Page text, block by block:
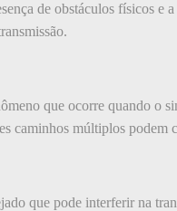
de obstáculos físicos e
que ocorre quando o
caminhos múltiplos podem
que pode interferir na